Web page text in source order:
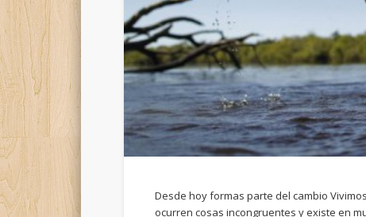
Desde hoy formas parte del cambio
ocurren cosas incongruentes y existe en